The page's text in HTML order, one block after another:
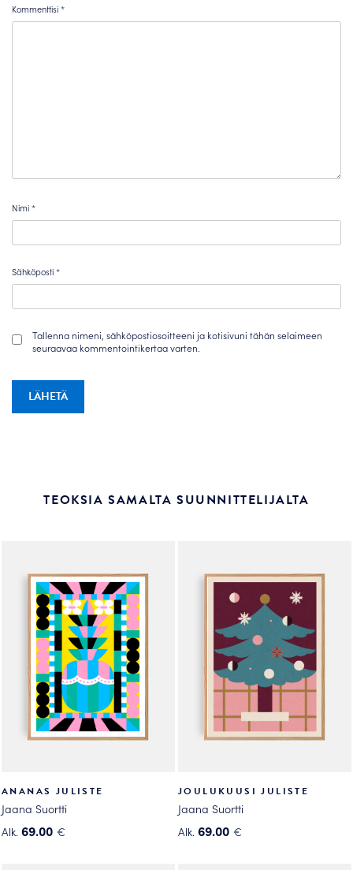
Kommenttisi*
Nimi*
Sähköposti*
Tallenna nimeni, sähköpostiosoitteeni ja kotisivuni tähän selaimeen
seuraavaa kommentointikertaa varten.
TEOKSIA SAMALTA SUUNNITTELIJALTA
ANANAS JULISTE
Jaana Suortti
Alk. 69.00 €
JOULUKUUSI JULISTE
Jaana Suortti
Alk. 69.00 €